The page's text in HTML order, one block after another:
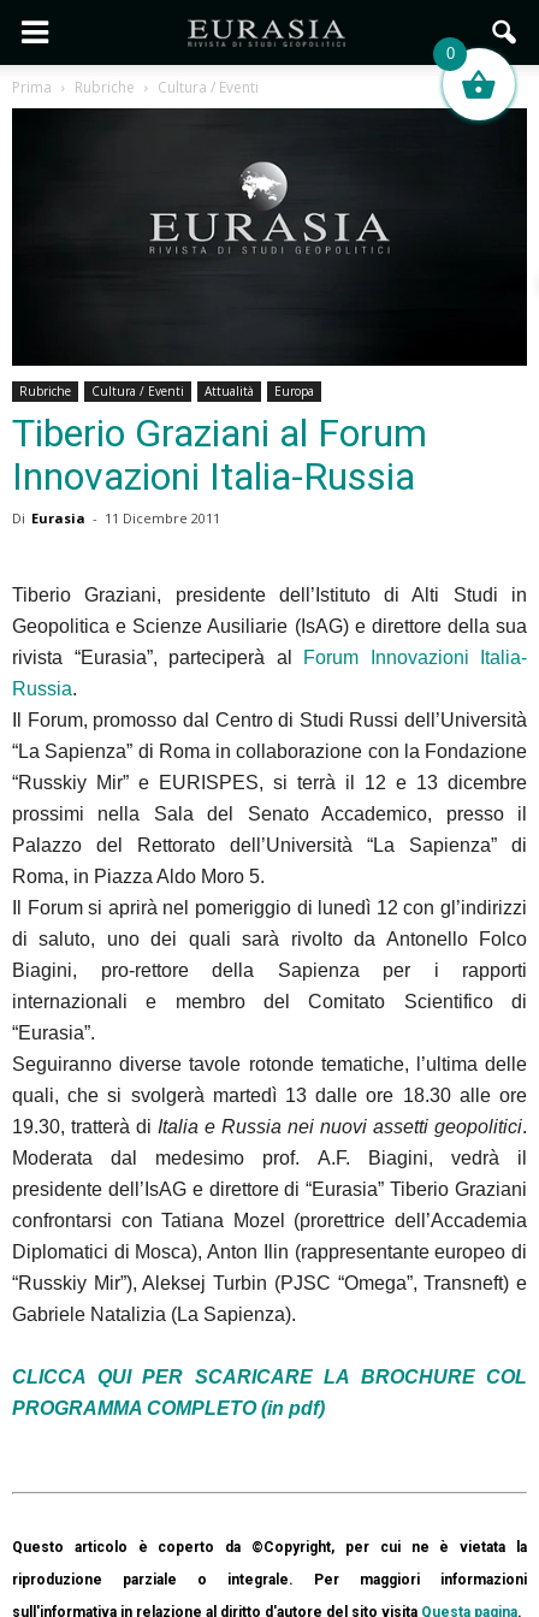
Prima Rubriche Cultura / Eventi
Rubriche Cultura / Eventi Attualità Europa
Tiberio Graziani al Forum
Innovazioni Italia-Russia
Di Eurasia - 11 Dicembre 2011
Tiberio Graziani, presidente dell’Istituto di Alti Studi in
Geopolitica e Scienze Ausiliarie (IsAG) e direttore della sua
rivista “Eurasia”, parteciperà al
Forum Innovazioni Italia-
Russia.
Il Forum, promosso dal Centro di Studi Russi dell’Università
“La Sapienza” di Roma in collaborazione con la Fondazione
“Russkiy Mir” e EURISPES, si terrà il 12 e 13 dicembre
prossimi nella Sala del Senato Accademico, presso il
Palazzo del Rettorato dell’Università “La Sapienza” di
Roma, in Piazza Aldo Moro 5.
Il Forum si aprirà nel pomeriggio di lunedì 12 con gl’indirizzi
di saluto, uno dei quali sarà rivolto da Antonello Folco
Biagini, pro-rettore della Sapienza per i rapporti
internazionali e membro del Comitato Scientifico di
“Eurasia”.
Seguiranno diverse tavole rotonde tematiche, l’ultima delle
quali, che si svolgerà martedì 13 dalle ore 18.30 alle ore
19.30, tratterà di Italia e Russia nei nuovi assetti geopolitici.
Moderata dal medesimo prof. A.F. Biagini, vedrà il
presidente dell’IsAG e direttore di “Eurasia” Tiberio Graziani
confrontarsi con Tatiana Mozel (prorettrice dell’Accademia
Diplomatici di Mosca), Anton Ilin (rappresentante europeo di
“Russkiy Mir”), Aleksej Turbin (PJSC “Omega”, Transneft) e
Gabriele Natalizia (La Sapienza).
CLICCA QUI PER SCARICARE LA BROCHURE COL
PROGRAMMA COMPLETO (in pdf)
Questo articolo è coperto da ©Copyright, per cui ne è vietata la
riproduzione parziale o integrale. Per maggiori informazioni
sull'informativa in relazione al diritto d'autore del sito visita Questa pagina.
0